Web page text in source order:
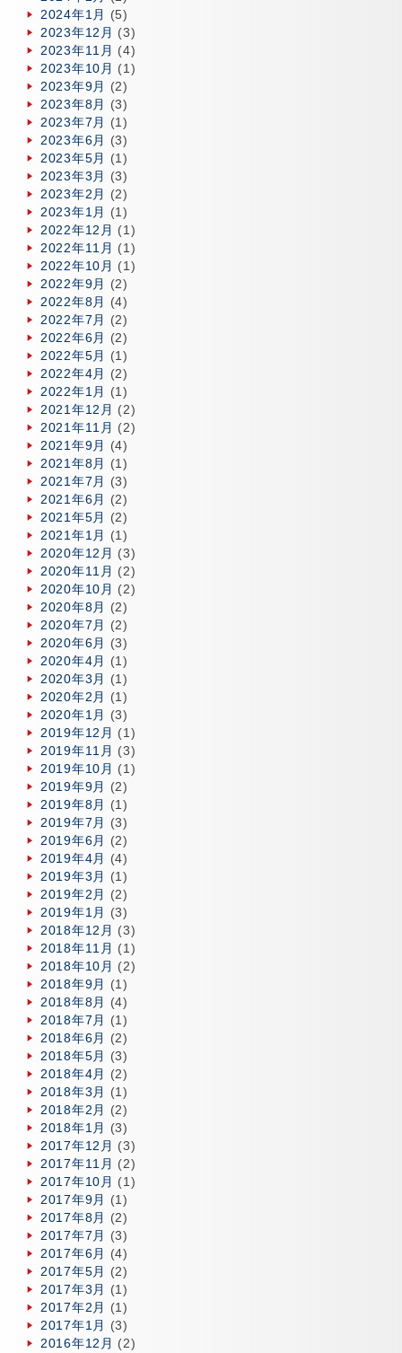
2024年1月
(5)
2023年12月 (3)
2023年11月 (4)
2023年10月 (1)
2023年9月
(2)
2023年8月
(3)
2023年7月
(1)
2023年6月
(3)
2023年5月
(1)
2023年3月
(3)
2023年2月
(2)
2023年1月
(1)
2022年12月 (1)
2022年11月 (1)
2022年10月 (1)
2022年9月
(2)
2022年8月
(4)
2022年7月
(2)
2022年6月
(2)
2022年5月
(1)
2022年4月
(2)
2022年1月
(1)
2021年12月 (2)
2021年11月 (2)
2021年9月
(4)
2021年8月
(1)
2021年7月
(3)
2021年6月
(2)
2021年5月
(2)
2021年1月
(1)
2020年12月 (3)
2020年11月 (2)
2020年10月 (2)
2020年8月
(2)
2020年7月
(2)
2020年6月
(3)
2020年4月
(1)
2020年3月
(1)
2020年2月
(1)
2020年1月
(3)
2019年12月 (1)
2019年11月 (3)
2019年10月 (1)
2019年9月
(2)
2019年8月
(1)
2019年7月
(3)
2019年6月
(2)
2019年4月
(4)
2019年3月
(1)
2019年2月
(2)
2019年1月
(3)
2018年12月 (3)
2018年11月 (1)
2018年10月 (2)
2018年9月
(1)
2018年8月
(4)
2018年7月
(1)
2018年6月
(2)
2018年5月
(3)
2018年4月
(2)
2018年3月
(1)
2018年2月
(2)
2018年1月
(3)
2017年12月 (3)
2017年11月 (2)
2017年10月 (1)
2017年9月
(1)
2017年8月
(2)
2017年7月
(3)
2017年6月
(4)
2017年5月
(2)
2017年3月
(1)
2017年2月
(1)
2017年1月
(3)
2016年12月 (2)